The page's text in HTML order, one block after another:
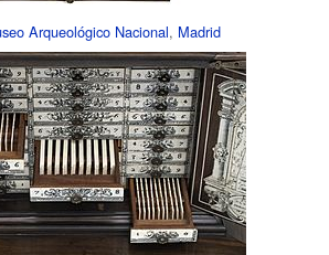
Arqueológico Nacional, Madrid